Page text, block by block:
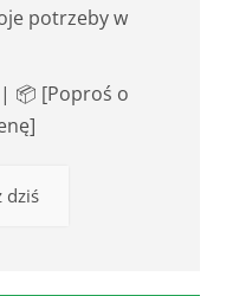
potrzeby w
📦 [Poproś o
dziś